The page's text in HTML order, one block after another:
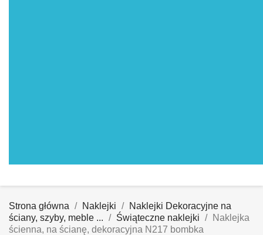
Strona główna Naklejki
Naklejki Dekoracyjne na
ściany, szyby, meble ...
Świąteczne naklejki
Naklejka
ścienna, na ścianę, dekoracyjna N217 bombka